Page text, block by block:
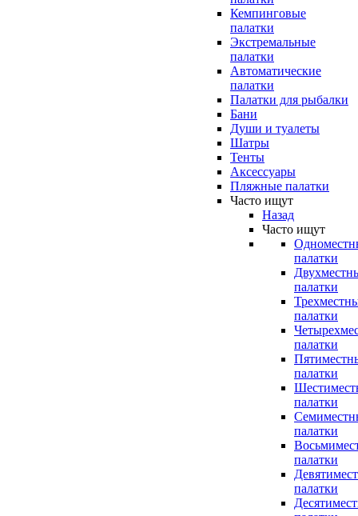
Кемпинговые
палатки
Экстремальные
палатки
Автоматические
палатки
Палатки для рыбалки
Бани
Души и туалеты
Шатры
Тенты
Аксессуары
Пляжные палатки
Часто ищут
Назад
Часто ищут
палатки
палатки
палатки
палатки
палатки
палатки
палатки
палатки
палатки